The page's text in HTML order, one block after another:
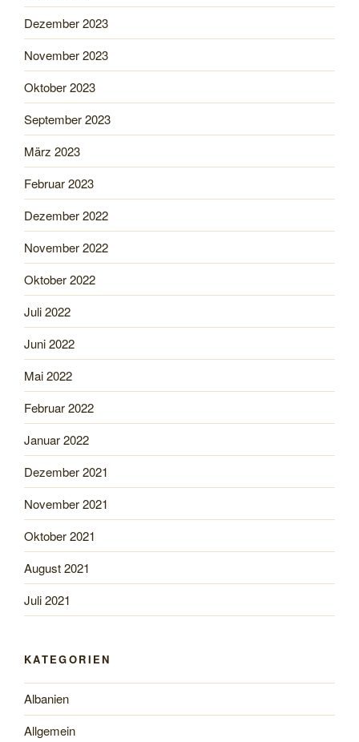
Dezember 2023
November 2023
Oktober 2023
September 2023
März 2023
Februar 2023
Dezember 2022
November 2022
Oktober 2022
Juli 2022
Juni 2022
Mai 2022
Februar 2022
Januar 2022
Dezember 2021
November 2021
Oktober 2021
August 2021
Juli 2021
KATEGORIEN
Albanien
Allgemein